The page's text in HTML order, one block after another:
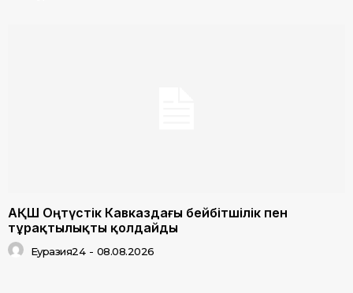
АҚШ Оңтүстік Кавказдағы бейбітшілік пен
тұрақтылықты қолдайды
Еуразия24 - 08.08.2026